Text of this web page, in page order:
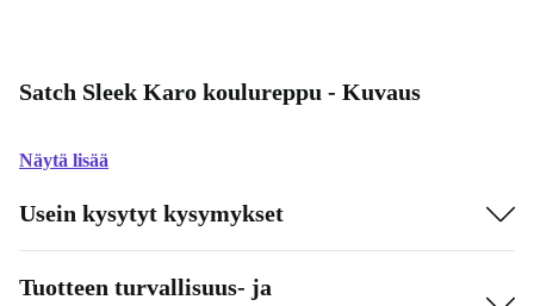
Satch Sleek Karo koulureppu - Kuvaus
Näytä lisää
Usein kysytyt kysymykset
Tuotteen turvallisuus- ja